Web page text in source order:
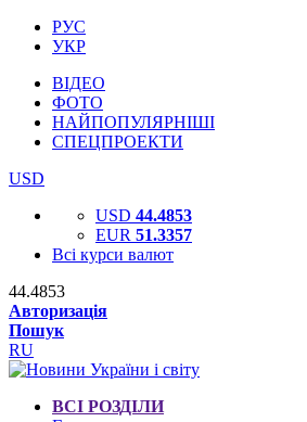
РУС
УКР
ВІДЕО
ФОТО
НАЙПОПУЛЯРНІШІ
СПЕЦПРОЕКТИ
USD
USD 44.4853
EUR 51.3357
Всі курси валют
44.4853
Авторизація
Пошук
RU
ВСІ РОЗДІЛИ